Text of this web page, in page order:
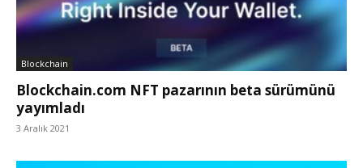
Blockchain
Blockchain.com NFT pazarının beta sürümünü
yayımladı
3 Aralık 2021